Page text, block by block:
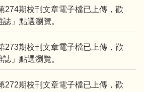
274期校刊文章電子檔已上傳，歡
」點選瀏覽。
273期校刊文章電子檔已上傳，歡
」點選瀏覽。
272期校刊文章電子檔已上傳，歡